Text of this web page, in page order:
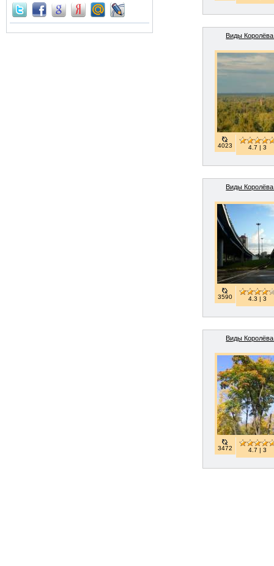
Виды
4023 4.7 | 3
Виды
3590 4.3 | 3
Виды
3472 4.7 | 3